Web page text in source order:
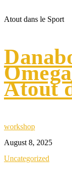
Atout dans le Sport
Atout
workshop
August 8, 2025
Uncategorized